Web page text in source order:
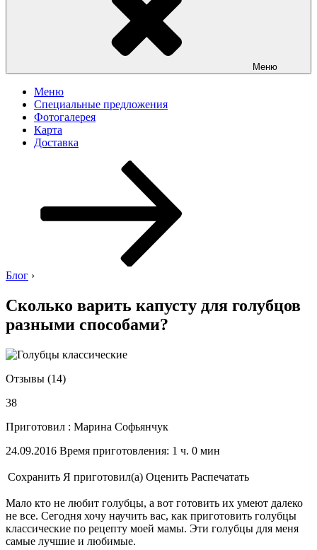
Меню
Меню
Специальные предложения
Фотогалерея
Карта
Доставка
Блог ›
Сколько варить капусту для голубцов
разными способами?
Отзывы (14)
38
Приготовил : Марина Софьянчук
24.09.2016 Время приготовления: 1 ч. 0 мин
Сохранить Я приготовил(а) Оценить Распечатать
Мало кто не любит голубцы, а вот готовить их умеют далеко
не все. Сегодня хочу научить вас, как приготовить голубцы
классические по рецепту моей мамы. Эти голубцы для меня
самые лучшие и любимые.